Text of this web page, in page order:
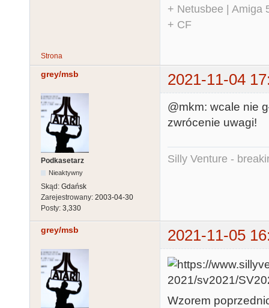
+ Netusbee | Amiga
+ CF
Strona
grey/msb 2021-11-04
Podkasetarz
Nieaktywny
Skąd: Gdańsk
Zarejestrowany: 2003-04-30
Posty: 3,330
@mkm: wcale nie
zwrócenie uwagi!
Silly Venture -
grey/msb 2021-11-05
Wzorem